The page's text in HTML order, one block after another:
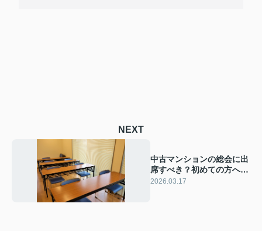
NEXT
中古マンションの総会に出
席すべき？初めての方への
流れについても解説
2026.03.17